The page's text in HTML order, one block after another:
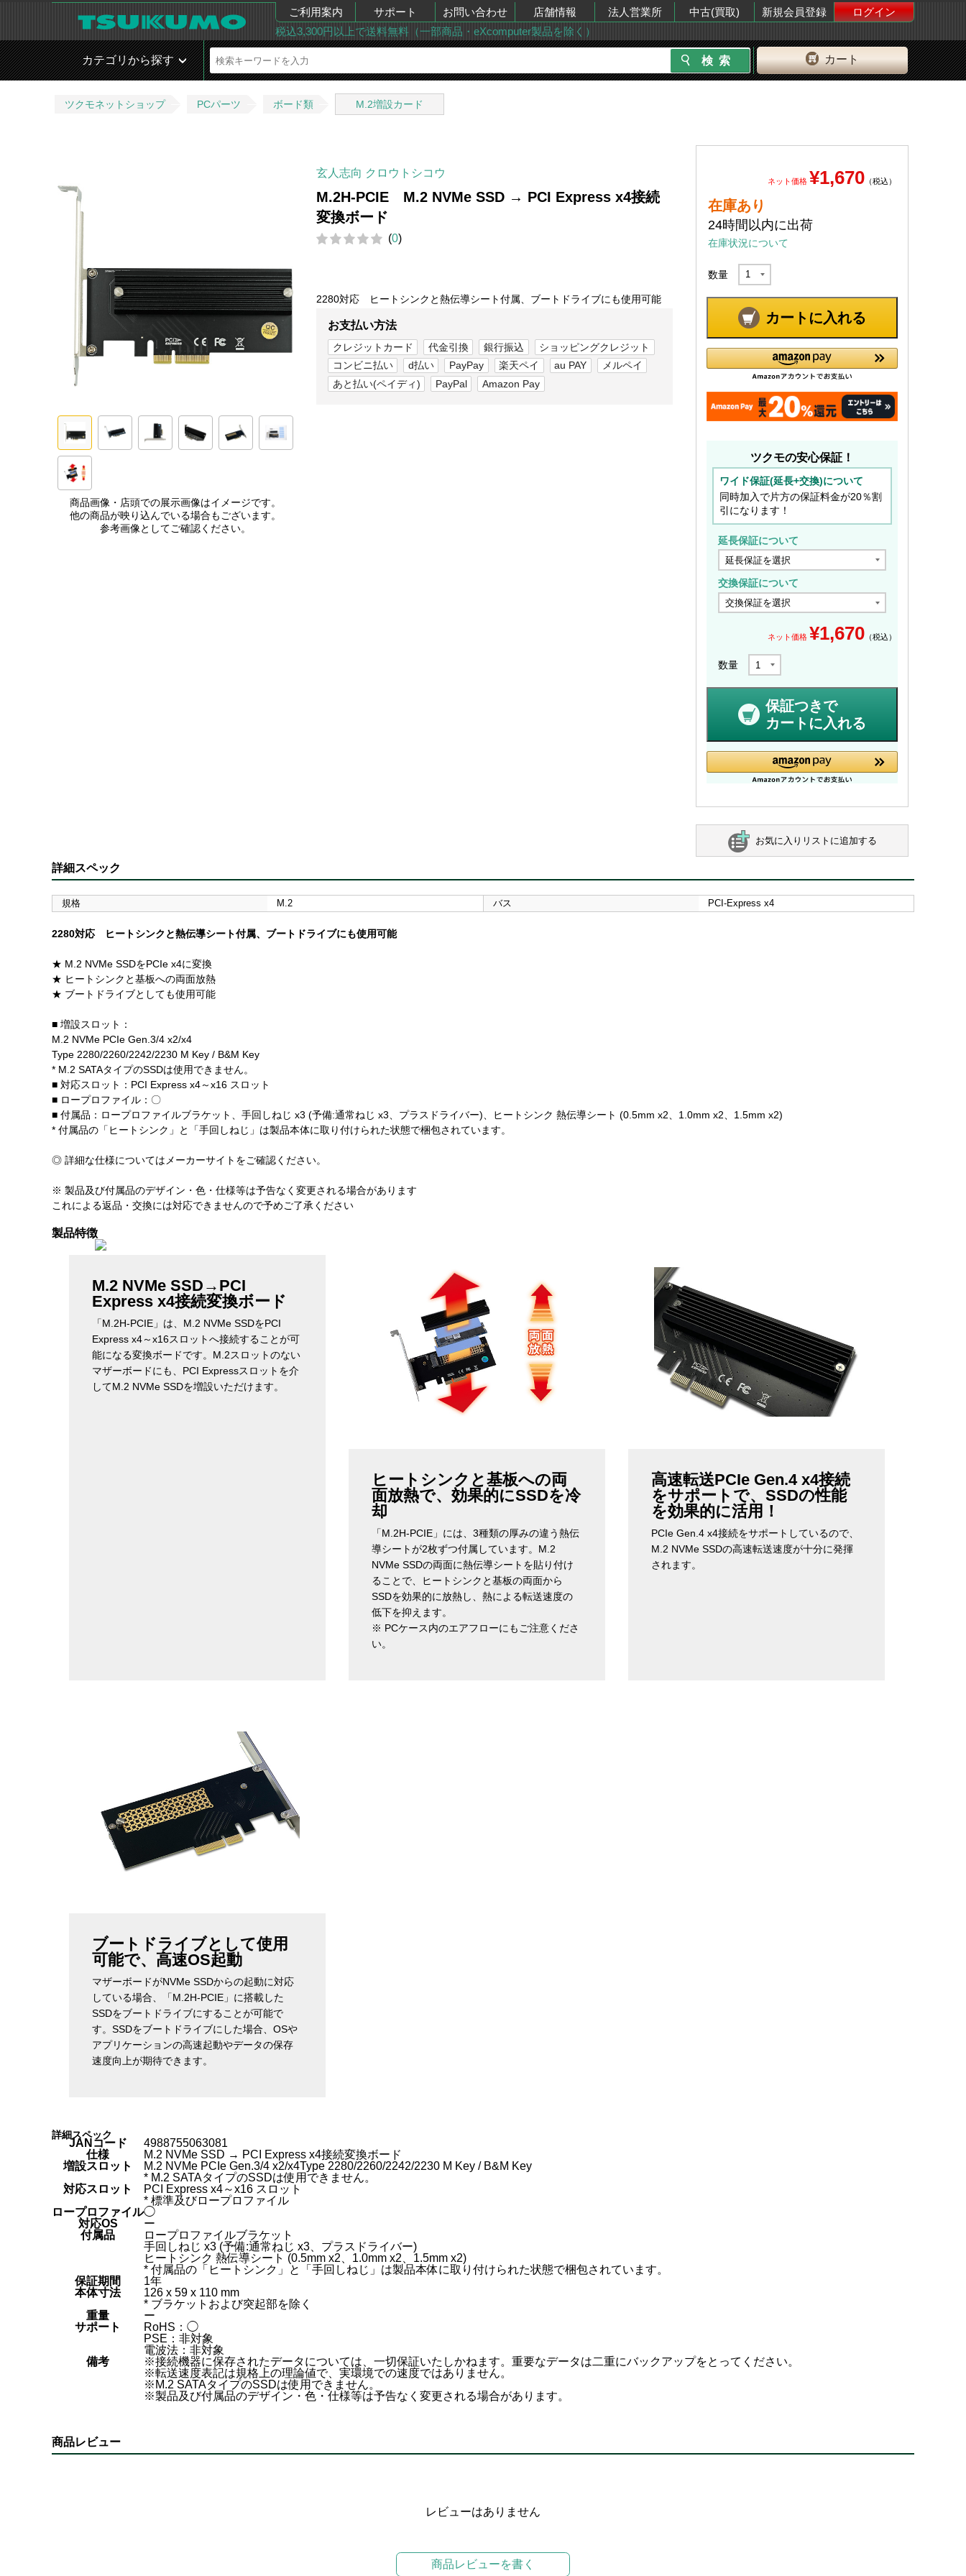
ご利用案内 サポート お問い合わせ 店舗情報 法人営業所 中古(買取) 新規会員登録
ログイン
税込3,300円以上で送料無料（一部商品・eXcomputer製品を除く）
カート
カテゴリから探す
ツクモネットショップ PCパーツ ボード類 M.2増設カード
商品画像・店頭での展示画像はイメージです。
他の商品が映り込んでいる場合もございます。
参考画像としてご確認ください。
玄人志向 クロウトシコウ
M.2H-PCIE M.2 NVMe SSD → PCI Express x4接続
変換ボード
(0)
2280対応 ヒートシンクと熱伝導シート付属、ブートドライブにも使用可能
お支払い方法
クレジットカード 代金引換 銀行振込
ショッピングクレジット
コンビニ払い
d払い PayPay 楽天ペイ au PAY
メルペイ
あと払い(ペイディ)
PayPal Amazon Pay
ネット価格 ¥1,670 （税込）
在庫あり
24時間以内に出荷
在庫状況について
数量
カートに入れる
ツクモの安心保証！
ワイド保証(延長+交換)について
同時加入で片方の保証料金が20％割
引になります！
延長保証について
交換保証について
ネット価格 ¥1,670 （税込）
数量
保証つきで
カートに入れる
お気に入りリストに追加する
詳細スペック
規格 M.2 バス PCI-Express x4
2280対応 ヒートシンクと熱伝導シート付属、ブートドライブにも使用可能
★ M.2 NVMe SSDをPCIe x4に変換
★ ヒートシンクと基板への両面放熱
★ ブートドライブとしても使用可能
■ 増設スロット：
M.2 NVMe PCIe Gen.3/4 x2/x4
Type 2280/2260/2242/2230 M Key / B&M Key
* M.2 SATAタイプのSSDは使用できません。
■ 対応スロット：PCI Express x4～x16 スロット
■ ロープロファイル：〇
■ 付属品：ロープロファイルブラケット、手回しねじ x3 (予備:通常ねじ x3、プラスドライバー)、ヒートシンク 熱伝導シート (0.5mm x2、1.0mm x2、1.5mm x2)
* 付属品の「ヒートシンク」と「手回しねじ」は製品本体に取り付けられた状態で梱包されています。
◎ 詳細な仕様についてはメーカーサイトをご確認ください。
※ 製品及び付属品のデザイン・色・仕様等は予告なく変更される場合があります
これによる返品・交換には対応できませんので予めご了承ください
製品特徴
M.2 NVMe SSD→PCI
Express x4接続変換ボード
「M.2H-PCIE」は、M.2 NVMe SSDをPCI
Express x4～x16スロットへ接続することが可
能になる変換ボードです。M.2スロットのない
マザーボードにも、PCI Expressスロットを介
してM.2 NVMe SSDを増設いただけます。
ヒートシンクと基板への両
面放熱で、効果的にSSDを冷
却
「M.2H-PCIE」には、3種類の厚みの違う熱伝
導シートが2枚ずつ付属しています。M.2
NVMe SSDの両面に熱伝導シートを貼り付け
ることで、ヒートシンクと基板の両面から
SSDを効果的に放熱し、熱による転送速度の
低下を抑えます。
※ PCケース内のエアフローにもご注意くださ
い。
高速転送PCIe Gen.4 x4接続
をサポートで、SSDの性能
を効果的に活用！
PCIe Gen.4 x4接続をサポートしているので、
M.2 NVMe SSDの高速転送速度が十分に発揮
されます。
ブートドライブとして使用
可能で、高速OS起動
マザーボードがNVMe SSDからの起動に対応
している場合、「M.2H-PCIE」に搭載した
SSDをブートドライブにすることが可能で
す。SSDをブートドライブにした場合、OSや
アプリケーションの高速起動やデータの保存
速度向上が期待できます。
詳細スペック
JANコード
4988755063081
仕様
M.2 NVMe SSD → PCI Express x4接続変換ボード
増設スロット
M.2 NVMe PCIe Gen.3/4 x2/x4Type 2280/2260/2242/2230 M Key / B&M Key
* M.2 SATAタイプのSSDは使用できません。
対応スロット
PCI Express x4～x16 スロット
* 標準及びロープロファイル
ロープロファイル◯
対応OS
ー
付属品
ロープロファイルブラケット
手回しねじ x3 (予備:通常ねじ x3、プラスドライバー)
ヒートシンク 熱伝導シート (0.5mm x2、1.0mm x2、1.5mm x2)
* 付属品の「ヒートシンク」と「手回しねじ」は製品本体に取り付けられた状態で梱包されています。
保証期間
1年
本体寸法
126 x 59 x 110 mm
* ブラケットおよび突起部を除く
重量
ー
サポート
RoHS：◯
PSE：非対象
電波法：非対象
備考
※接続機器に保存されたデータについては、一切保証いたしかねます。重要なデータは二重にバックアップをとってください。
※転送速度表記は規格上の理論値で、実環境での速度ではありません。
※M.2 SATAタイプのSSDは使用できません。
※製品及び付属品のデザイン・色・仕様等は予告なく変更される場合があります。
商品レビュー
レビューはありません
商品レビューを書く